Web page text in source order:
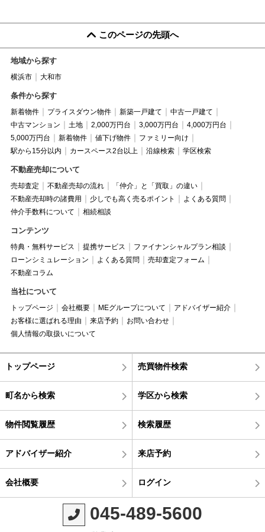
このページの先頭へ
地域から探す
横浜市 大和市
条件から探す
新着物件 プライスダウン物件 新築一戸建て
中古一戸建て
中古マンション
土地 2,000万円台 3,000万円台
4,000万円台
5,000万円台
新着物件 値下げ物件
ファミリー向け
駅から15分以内
カースペース2台以上 沿線検索 学区検索
不動産売却について
売却査定 不動産売却の流れ
「仲介」と「買取」の違い
不動産売却時の諸費用
少しでも高く売るポイント
よくある質問
仲介手数料について
相続相談
コンテンツ
特典・無料サービス 提携サービス
ファイナンシャルプラン相談
ローンシミュレーション
よくある質問
売却査定フォーム
不動産コラム
当社について
トップページ 会社概要 MEグループについて
アドバイザー紹介
お客様に選ばれる理由
来店予約
お問い合わせ
個人情報の取扱いについて
トップページ 売買物件検索
町名から検索 学区から検索
物件閲覧履歴 検索履歴
アドバイザー紹介 来店予約
会社概要 ログイン
045-489-5600